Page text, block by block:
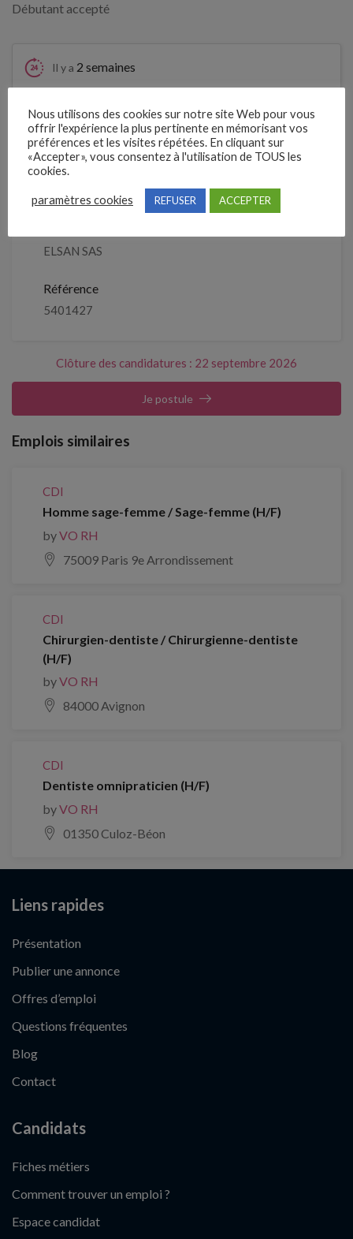
Débutant accepté
Il y a 2 semaines
septembre 2026
Je postule
Détails de l’offre
ELSAN SAS
Référence
5401427
Clôture des candidatures : 22 septembre 2026
Je postule
Emplois similaires
CDI
Homme sage-femme / Sage-femme (H/F)
byVO RH
75009 Paris 9e Arrondissement
CDI
Chirurgien-dentiste / Chirurgienne-dentiste
(H/F)
byVO RH
84000 Avignon
CDI
Dentiste omnipraticien (H/F)
byVO RH
01350 Culoz-Béon
Liens rapides
Présentation
Publier une annonce
Offres d’emploi
Questions fréquentes
Blog
Contact
Candidats
Fiches métiers
Comment trouver un emploi ?
Espace candidat
Nous utilisons des cookies sur notre site Web pour vous
offrir l'expérience la plus pertinente en mémorisant vos
préférences et les visites répétées. En cliquant sur
«Accepter», vous consentez à l'utilisation de TOUS les
cookies.
paramètres cookies REFUSER ACCEPTER